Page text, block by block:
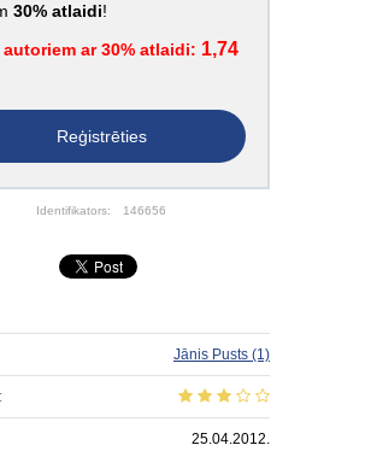
30% atlaidi!
autoriem ar 30% atlaidi: 1,74
Reģistrēties
Identifikators: 146656
Jānis Pusts (1)
25.04.2012.